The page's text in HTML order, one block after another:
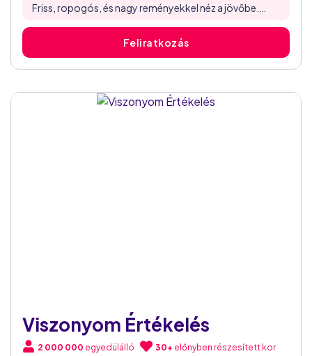
Friss, ropogós, és nagy reményekkel néz a jövőbe.
vizsgálatába, hogy megnézzük, pontosan mit kínál ez
társkeresőhöz képest igen meglepő a regisztráció
Feliratkozás
Viszonyom Értékelés
2 000 000 egyedülálló 30+ előnyben részesített kor